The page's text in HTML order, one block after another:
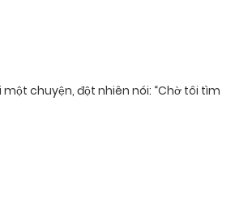
chuyện, đột nhiên nói: “Chờ tôi tìm